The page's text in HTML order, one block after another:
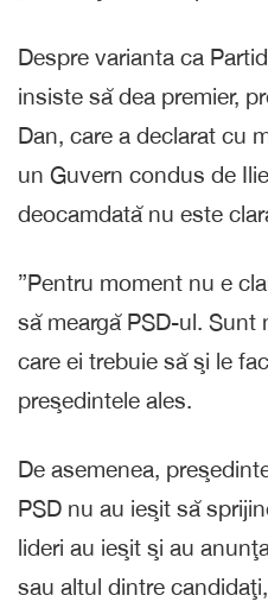
Despre varianta ca
insiste să dea premier,
Dan, care a declarat cu
un Guvern condus de
deocamdată nu este
”Pentru moment nu e
să meargă PSD-ul. Sunt
care ei trebuie să şi le
preşedintele ales.
De asemenea,
PSD nu au ieşit să
lideri au ieşit şi au
sau altul dintre